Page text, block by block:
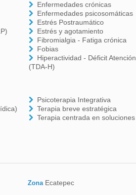
Enfermedades crónicas
Enfermedades psicosomáticas
Estrés Postraumático
Estrés y agotamiento
Fibromialgia - Fatiga crónica
Fobias
Hiperactividad - Déficit Atención
(TDA-H)
Psicoterapia Integrativa
Terapia breve estratégica
Terapia centrada en soluciones
Zona Ecatepec